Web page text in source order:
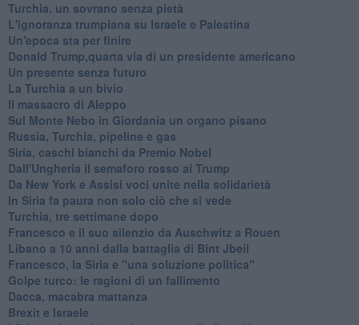
Turchia, un sovrano senza pietà
L'ignoranza trumpiana su Israele e Palestina
Un'epoca sta per finire
Donald Trump,quarta via di un presidente americano
Un presente senza futuro
La Turchia a un bivio
Il massacro di Aleppo
Sul Monte Nebo in Giordania un organo pisano
Russia, Turchia, pipeline e gas
Siria, caschi bianchi da Premio Nobel
Dall'Ungheria il semaforo rosso ai Trump
Da New York e Assisi voci unite nella solidarietà
In Siria fa paura non solo ciò che si vede
Turchia, tre settimane dopo
Francesco e il suo silenzio da Auschwitz a Rouen
Libano a 10 anni dalla battaglia di Bint Jbeil
Francesco, la Siria e "una soluzione politica"
Golpe turco: le ragioni di un fallimento
Dacca, macabra mattanza
Brexit e Israele